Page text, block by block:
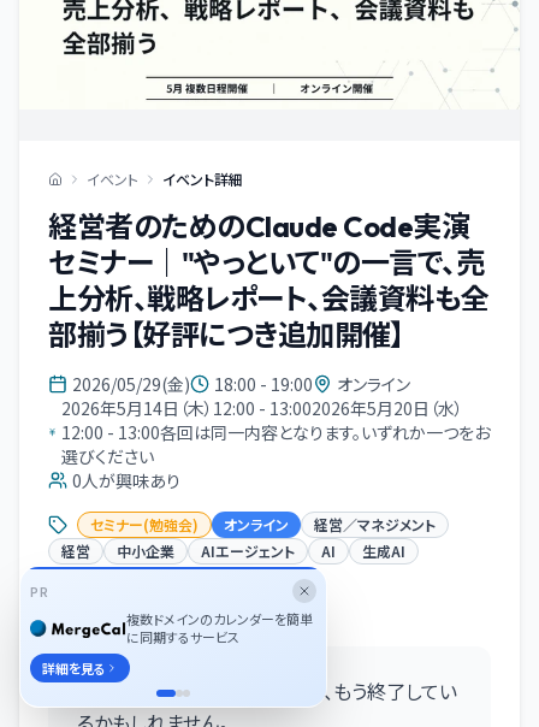
イベント イベント詳細
経営者のためのClaude Code実演
セミナー｜"やっといて"の一言で、売
上分析、戦略レポート、会議資料も全
部揃う【好評につき追加開催】
2026/05/29(金) 18:00 - 19:00
オンライン
2026年5月14日（木）12:00 - 13:002026年5月20日（水）
12:00 - 13:00各回は同一内容となります。いずれか一つをお
選びください
0人が興味あり
セミナー(勉強会) オンライン
経営／マネジメント
経営
中小企業 AIエージェント AI 生成AI
イベント概要
「ChatGPTに質問する」時代は、もう終了してい
PR
複数ドメインのカレンダーを簡単
に同期するサービス
詳細を見る